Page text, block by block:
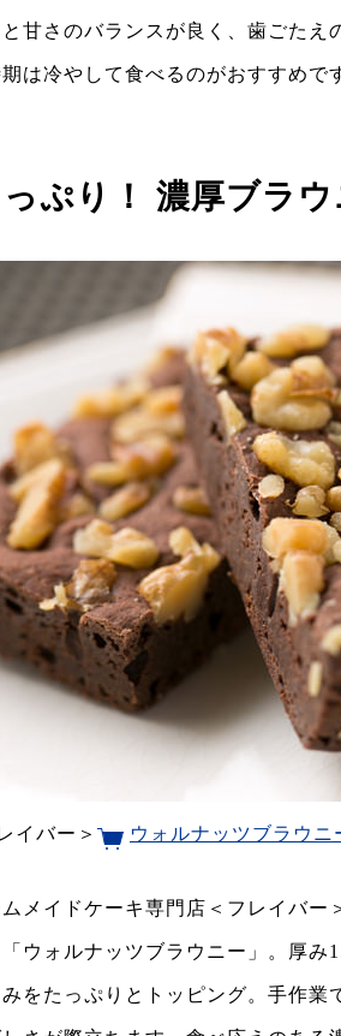
甘さのバランスが良く、歯ごたえ
は冷やして食べるのがおすすめで
ぷり！ 濃厚ブラ
イバー＞ ウォルナッツブラウニ
メイドケーキ専門店＜フレイバー
ウォルナッツブラウニー」。厚み
みをたっぷりとトッピング。手作